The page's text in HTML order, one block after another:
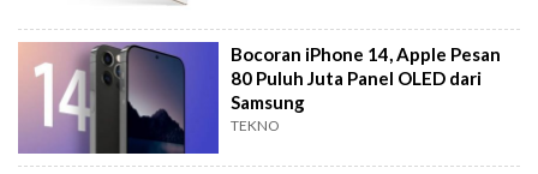
Bocoran iPhone 14, Apple Pesan
80 Puluh Juta Panel OLED dari
Samsung
TEKNO